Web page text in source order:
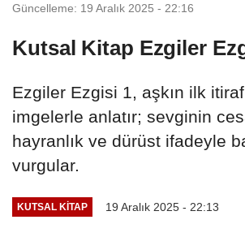
Güncelleme: 19 Aralık 2025 - 22:16
Kutsal Kitap Ezgiler
Ezgiler Ezgisi 1, aşkın ilk
imgelerle anlatır; sevginin
hayranlık ve dürüst ifadeyle
vurgular.
KUTSAL KITAP 19 Aralık 2025 - 22:13